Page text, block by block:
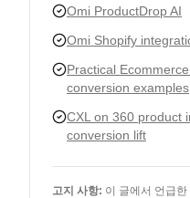
Omi ProductDrop AI
Omi Shopify
Practical
conversion examples
CXL on 360 product
conversion lift
고지 사항: 이 글에서 언급